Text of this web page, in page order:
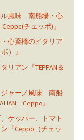
風味 南船場・心
チェッポ)』
斎橋のイタリア
）』
アン『TEPPAN＆
ャーノ風味 南船
Ceppo』
ケッパー、トマト
『Ceppo（チェッ